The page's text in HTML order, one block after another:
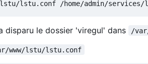
disparu le dossier 'viregul' dans /
www/lstu/lstu.conf